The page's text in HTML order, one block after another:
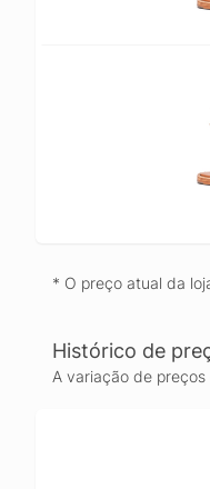
* O preço atual da
Histórico de
A variação de